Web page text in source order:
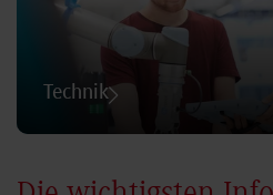
Technik